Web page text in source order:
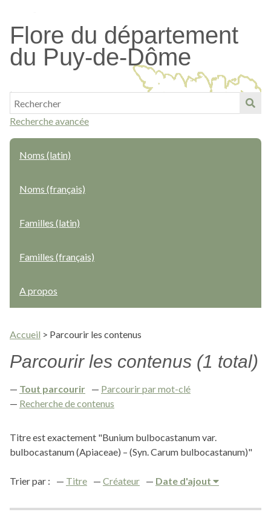
contenu
principal
Flore du département
du Puy-de-Dôme
Recherche avancée
Noms (latin)
Noms (français)
Familles (latin)
Familles (français)
A propos
Accueil > Parcourir les contenus
Parcourir les contenus (1 total)
Tout parcourir
Parcourir par mot-clé
Recherche de contenus
Titre est exactement "Bunium bulbocastanum var.
bulbocastanum (Apiaceae) – (Syn. Carum bulbocastanum)"
Trier par : Titre Créateur Date d'ajout